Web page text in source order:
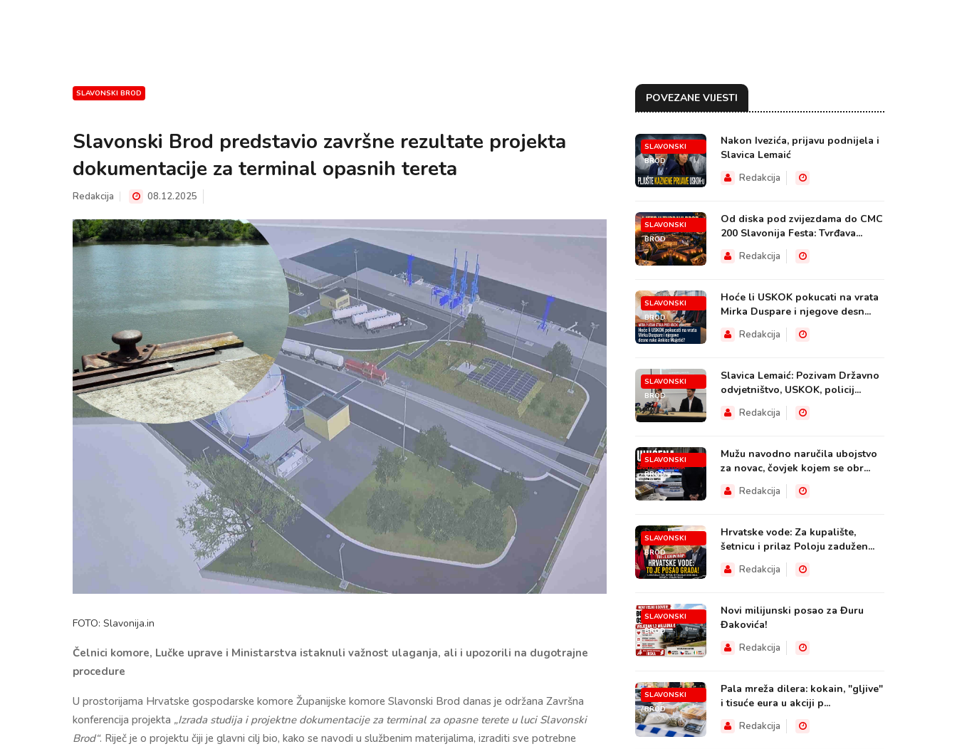
SLAVONSKI BROD
Slavonski Brod predstavio završne rezultate projekta
dokumentacije za terminal opasnih tereta
Redakcija 08.12.2025
FOTO: Slavonija.in
Čelnici komore, Lučke uprave i Ministarstva istaknuli važnost ulaganja, ali i upozorili na dugotrajne
procedure
U prostorijama Hrvatske gospodarske komore Županijske komore Slavonski Brod danas je održana Završna
konferencija projekta „Izrada studija i projektne dokumentacije za terminal za opasne terete u luci Slavonski
Brod“. Riječ je o projektu čiji je glavni cilj bio, kako se navodi u službenim materijalima, izraditi sve potrebne
POVEZANE VIJESTI
SLAVONSKI
BROD
Nakon Ivezića, prijavu podnijela i
Slavica Lemaić
Redakcija
SLAVONSKI
BROD
Od diska pod zvijezdama do CMC
200 Slavonija Festa: Tvrđava...
Redakcija
SLAVONSKI
BROD
Hoće li USKOK pokucati na vrata
Mirka Duspare i njegove desn...
Redakcija
SLAVONSKI
BROD
Slavica Lemaić: Pozivam Državno
odvjetništvo, USKOK, policij...
Redakcija
SLAVONSKI
BROD
Mužu navodno naručila ubojstvo
za novac, čovjek kojem se obr...
Redakcija
SLAVONSKI
BROD
Hrvatske vode: Za kupalište,
šetnicu i prilaz Poloju zadužen...
Redakcija
SLAVONSKI
BROD
Novi milijunski posao za Đuru
Đakovića!
Redakcija
SLAVONSKI
BROD
Pala mreža dilera: kokain, "gljive"
i tisuće eura u akciji p...
Redakcija